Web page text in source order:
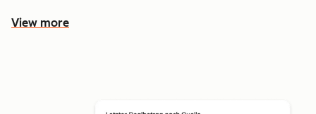
View more